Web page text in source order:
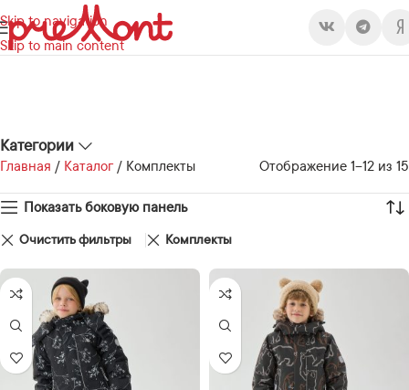
Skip to navigation
Skip to main content
Категории
Главная / Каталог/ Комплекты Отображение 1–12 из 15
Показать боковую панель
Очистить фильтры Комплекты